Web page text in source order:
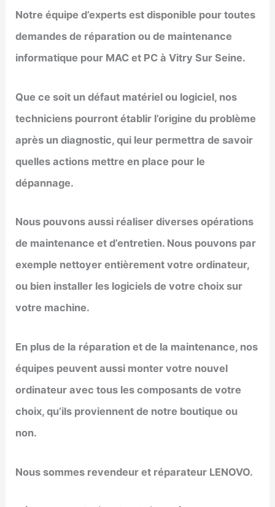
Notre équipe d’experts est disponible pour toutes
demandes de réparation ou de maintenance
informatique pour MAC et PC àVitry Sur Seine.
Que ce soit un défaut matériel ou logiciel, nos
techniciens pourront établir l’origine du problème
après un diagnostic, qui leur permettra de savoir
quelles actions mettre en place pour le
dépannage.
Nous pouvons aussi réaliser diverses opérations
de maintenance et d’entretien. Nous pouvons par
exemple nettoyer entièrement votre ordinateur,
ou bien installer les logiciels de votre choix sur
votre machine.
En plus de la réparation et de la maintenance, nos
équipes peuvent aussi monter votre nouvel
ordinateur avec tous les composants de votre
choix, qu’ils proviennent de notre boutique ou
non.
Nous sommes revendeur et réparateur LENOVO.